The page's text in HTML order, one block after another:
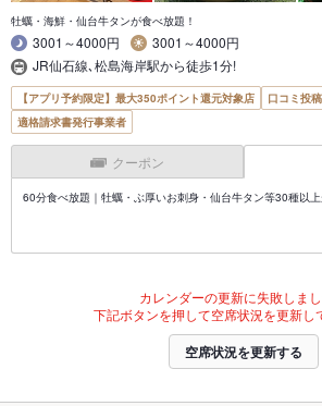
牡蠣・海鮮・仙台牛タンが食べ放題！
3001～4000円
3001～4000円
JR仙石線､松島海岸駅から徒歩1分!
【アプリ予約限定】最大350ポイント還元対象店
口コミ投
適格請求書発行事業者
クーポン
60分食べ放題｜牡蠣・ぶ厚いお刺身・仙台牛タン等30種以上
カレンダーの更新に失敗しまし
下記ボタンを押して空席状況を更新し
空席状況を更新する